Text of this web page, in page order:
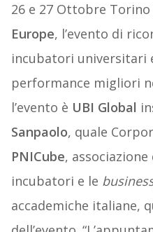
26 e 27 Ottobre
Europe, l’evento di
incubatori universitari
performance migliori
l’evento è UBI Global
Sanpaolo, quale
PNICube,
incubatori e le
accademiche italiane,